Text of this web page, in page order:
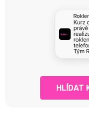
HLÍDAT